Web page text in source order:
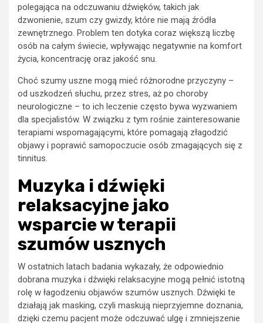
polegająca na odczuwaniu dźwięków, takich jak
dzwonienie, szum czy gwizdy, które nie mają źródła
zewnętrznego. Problem ten dotyka coraz większą liczbę
osób na całym świecie, wpływając negatywnie na komfort
życia, koncentrację oraz jakość snu.
Choć szumy uszne mogą mieć różnorodne przyczyny –
od uszkodzeń słuchu, przez stres, aż po choroby
neurologiczne – to ich leczenie często bywa wyzwaniem
dla specjalistów. W związku z tym rośnie zainteresowanie
terapiami wspomagającymi, które pomagają złagodzić
objawy i poprawić samopoczucie osób zmagających się z
tinnitus.
Muzyka i dźwięki
relaksacyjne jako
wsparcie w terapii
szumów usznych
W ostatnich latach badania wykazały, że odpowiednio
dobrana muzyka i dźwięki relaksacyjne mogą pełnić istotną
rolę w łagodzeniu objawów szumów usznych. Dźwięki te
działają jak masking, czyli maskują nieprzyjemne doznania,
dzięki czemu pacjent może odczuwać ulgę i zmniejszenie